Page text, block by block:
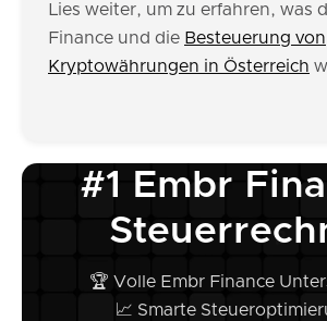
Lies weiter, um zu erfahren, was
Finance und die Besteuerung von
Kryptowährungen in Österreich
#1 Embr
🏆 Volle Embr Finance
📈 Smarte